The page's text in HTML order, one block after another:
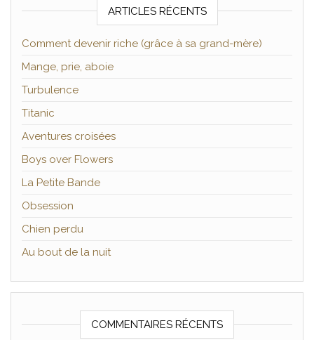
ARTICLES RÉCENTS
Comment devenir riche (grâce à sa grand-mère)
Mange, prie, aboie
Turbulence
Titanic
Aventures croisées
Boys over Flowers
La Petite Bande
Obsession
Chien perdu
Au bout de la nuit
COMMENTAIRES RÉCENTS